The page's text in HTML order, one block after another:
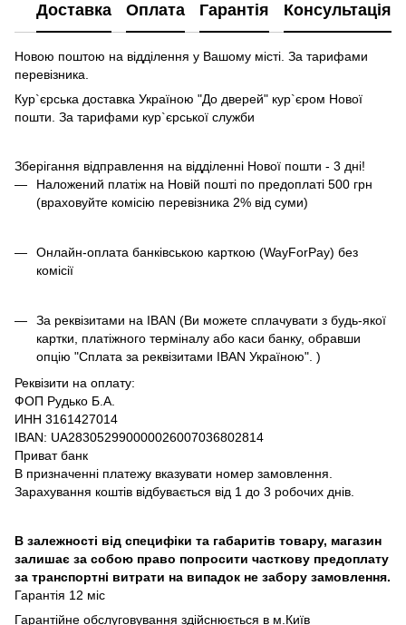
Доставка Оплата Гарантія Консультація
Новою поштою на відділення у Вашому місті. За тарифами
перевізника.
Кур`єрська доставка Україною "До дверей" кур`єром Нової
пошти. За тарифами кур`єрської служби
Зберігання відправлення на відділенні Нової пошти - 3 дні!
Наложений платіж на Новій пошті по предоплаті 500 грн
(враховуйте комісію перевізника 2% від суми)
Онлайн-оплата банківською карткою (WayForPay) без
комісії
За реквізитами на IBAN (Ви можете сплачувати з будь-якої
картки, платіжного терміналу або каси банку, обравши
опцію "Сплата за реквізитами IBAN Україною". )
Реквізити на оплату:
ФОП Рудько Б.А.
ИНН 3161427014
IBAN: UA283052990000026007036802814
Приват банк
В призначенні платежу вказувати номер замовлення.
Зарахування коштів відбувається від 1 до 3 робочих днів.
В залежності від специфіки та габаритів товару, магазин
залишає за собою право попросити часткову предоплату
за транспортні витрати на випадок не забору замовлення.
Гарантія 12 міс
Гарантійне обслуговування здійснюється в м.Київ